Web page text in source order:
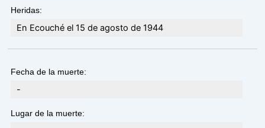
Heridas:
En Ecouché el 15 de agosto de 1944
Fecha de la muerte:
-
Lugar de la muerte: